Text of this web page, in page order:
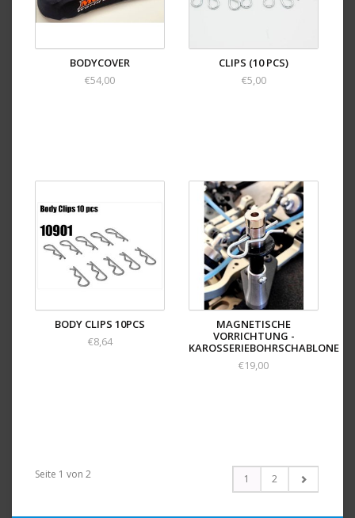
BODYCOVER
€54,00
CLIPS (10 PCS)
€5,00
BODY CLIPS 10PCS
€8,64
MAGNETISCHE
VORRICHTUNG -
KAROSSERIEBOHRSCHABLONE
€19,00
Seite 1 von 2 1 2